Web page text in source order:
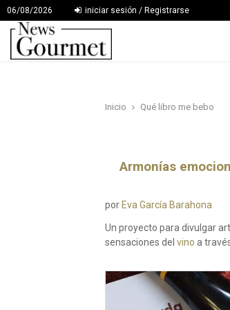
06/08/2026 iniciar sesión / Registrarse
Inicio Qué libro me bebo
Armonías
por Eva García Barahona
Un proyecto para divulgar
sensaciones del vino a